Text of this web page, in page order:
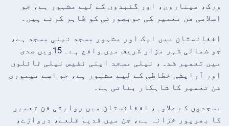
ورک، میناروں، اور گنبدوں کے لیے مشہور ہے، جو
اسلامی فن تعمیر کی خوبصورتی کو ظاہر کرتے ہیں۔
افغانستان میں ایک اور مشہور مسجد نیلی مسجد ہے،
جو شمالی شہر مزار شریف میں واقع ہے۔ 15ویں صدی
میں تعمیر شدہ، نیلی مسجد اپنی نفیس نیلی ٹائلوں
اور آرایشی خطاطی کے لیے مشہور ہے، جو اسے تیموری
فن تعمیر کا شاہکار بناتی ہے۔
مسجدوں کے علاوہ، افغانستان میں روایتی فن تعمیر
کا بھرپور خزانہ ہے، جن میں قدیم قلعے، دروازے،